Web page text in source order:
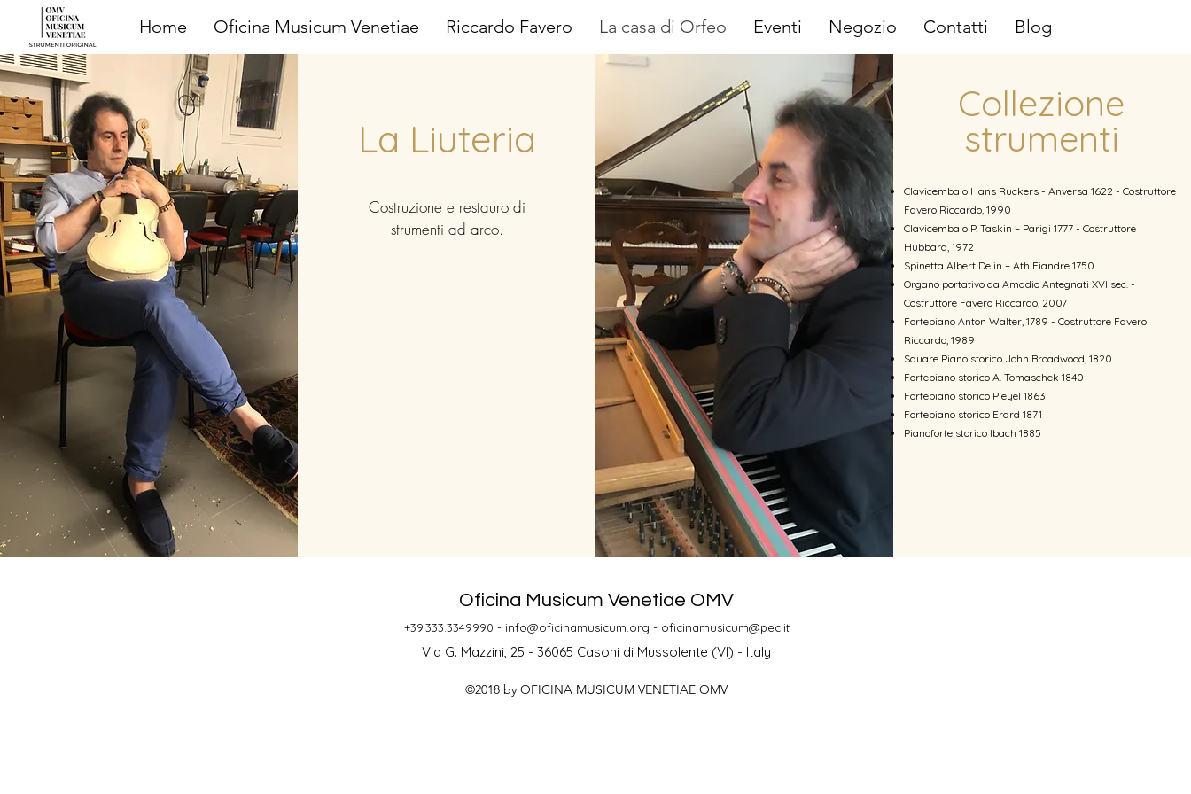
Home Oficina Musicum Venetiae Riccardo Favero La casa di Orfeo Eventi Negozio Contatti Blog
La Liuteria
Costruzione e restauro di
strumenti ad arco.
Collezione
strumenti
Clavicembalo Hans Ruckers - Anversa 1622 - Costruttore
Favero Riccardo, 1990
Clavicembalo P. Taskin – Parigi 1777 - Costruttore
Hubbard, 1972
Spinetta Albert Delin – Ath Fiandre 1750
Organo portativo da Amadio Antegnati XVI sec. -
Costruttore Favero Riccardo, 2007
Fortepiano Anton Walter, 1789 - Costruttore Favero
Riccardo, 1989
Square Piano storico John Broadwood, 1820
Fortepiano storico A. Tomaschek 1840
Fortepiano storico Pleyel 1863
Fortepiano storico Erard 1871
Pianoforte storico Ibach 1885
Oficina Musicum Venetiae OMV
+39.333.3349990 - info@oficinamusicum.org - oficinamusicum@pec.it
Via G. Mazzini, 25 - 36065 Casoni di Mussolente (VI) - Italy
©2018 by OFICINA MUSICUM VENETIAE OMV